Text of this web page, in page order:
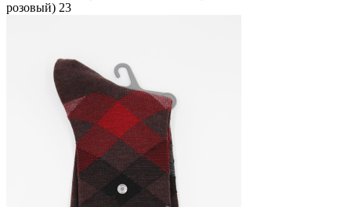
розовый) 23